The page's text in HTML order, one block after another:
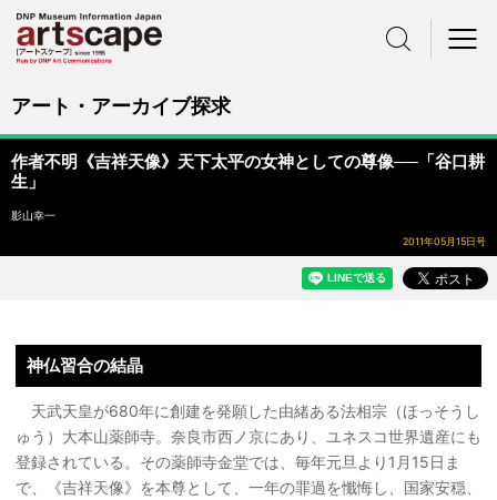
アート・アーカイブ探求
作者不明《吉祥天像》天下太平の女神としての尊像──「谷口耕
生」
影山幸一
2011年05月15日号
神仏習合の結晶
天武天皇が680年に創建を発願した由緒ある法相宗（ほっそうし
ゅう）大本山薬師寺。奈良市西ノ京にあり、ユネスコ世界遺産にも
登録されている。その薬師寺金堂では、毎年元旦より1月15日ま
で、《吉祥天像》を本尊として、一年の罪過を懺悔し、国家安穏、
サイト内検索